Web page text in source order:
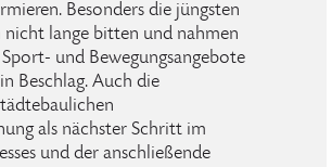
Besonders die jüngsten
nicht lange bitten und nahmen
und Bewegungsangebote
Beschlag. Auch die
als nächster Schritt im
und der anschließende